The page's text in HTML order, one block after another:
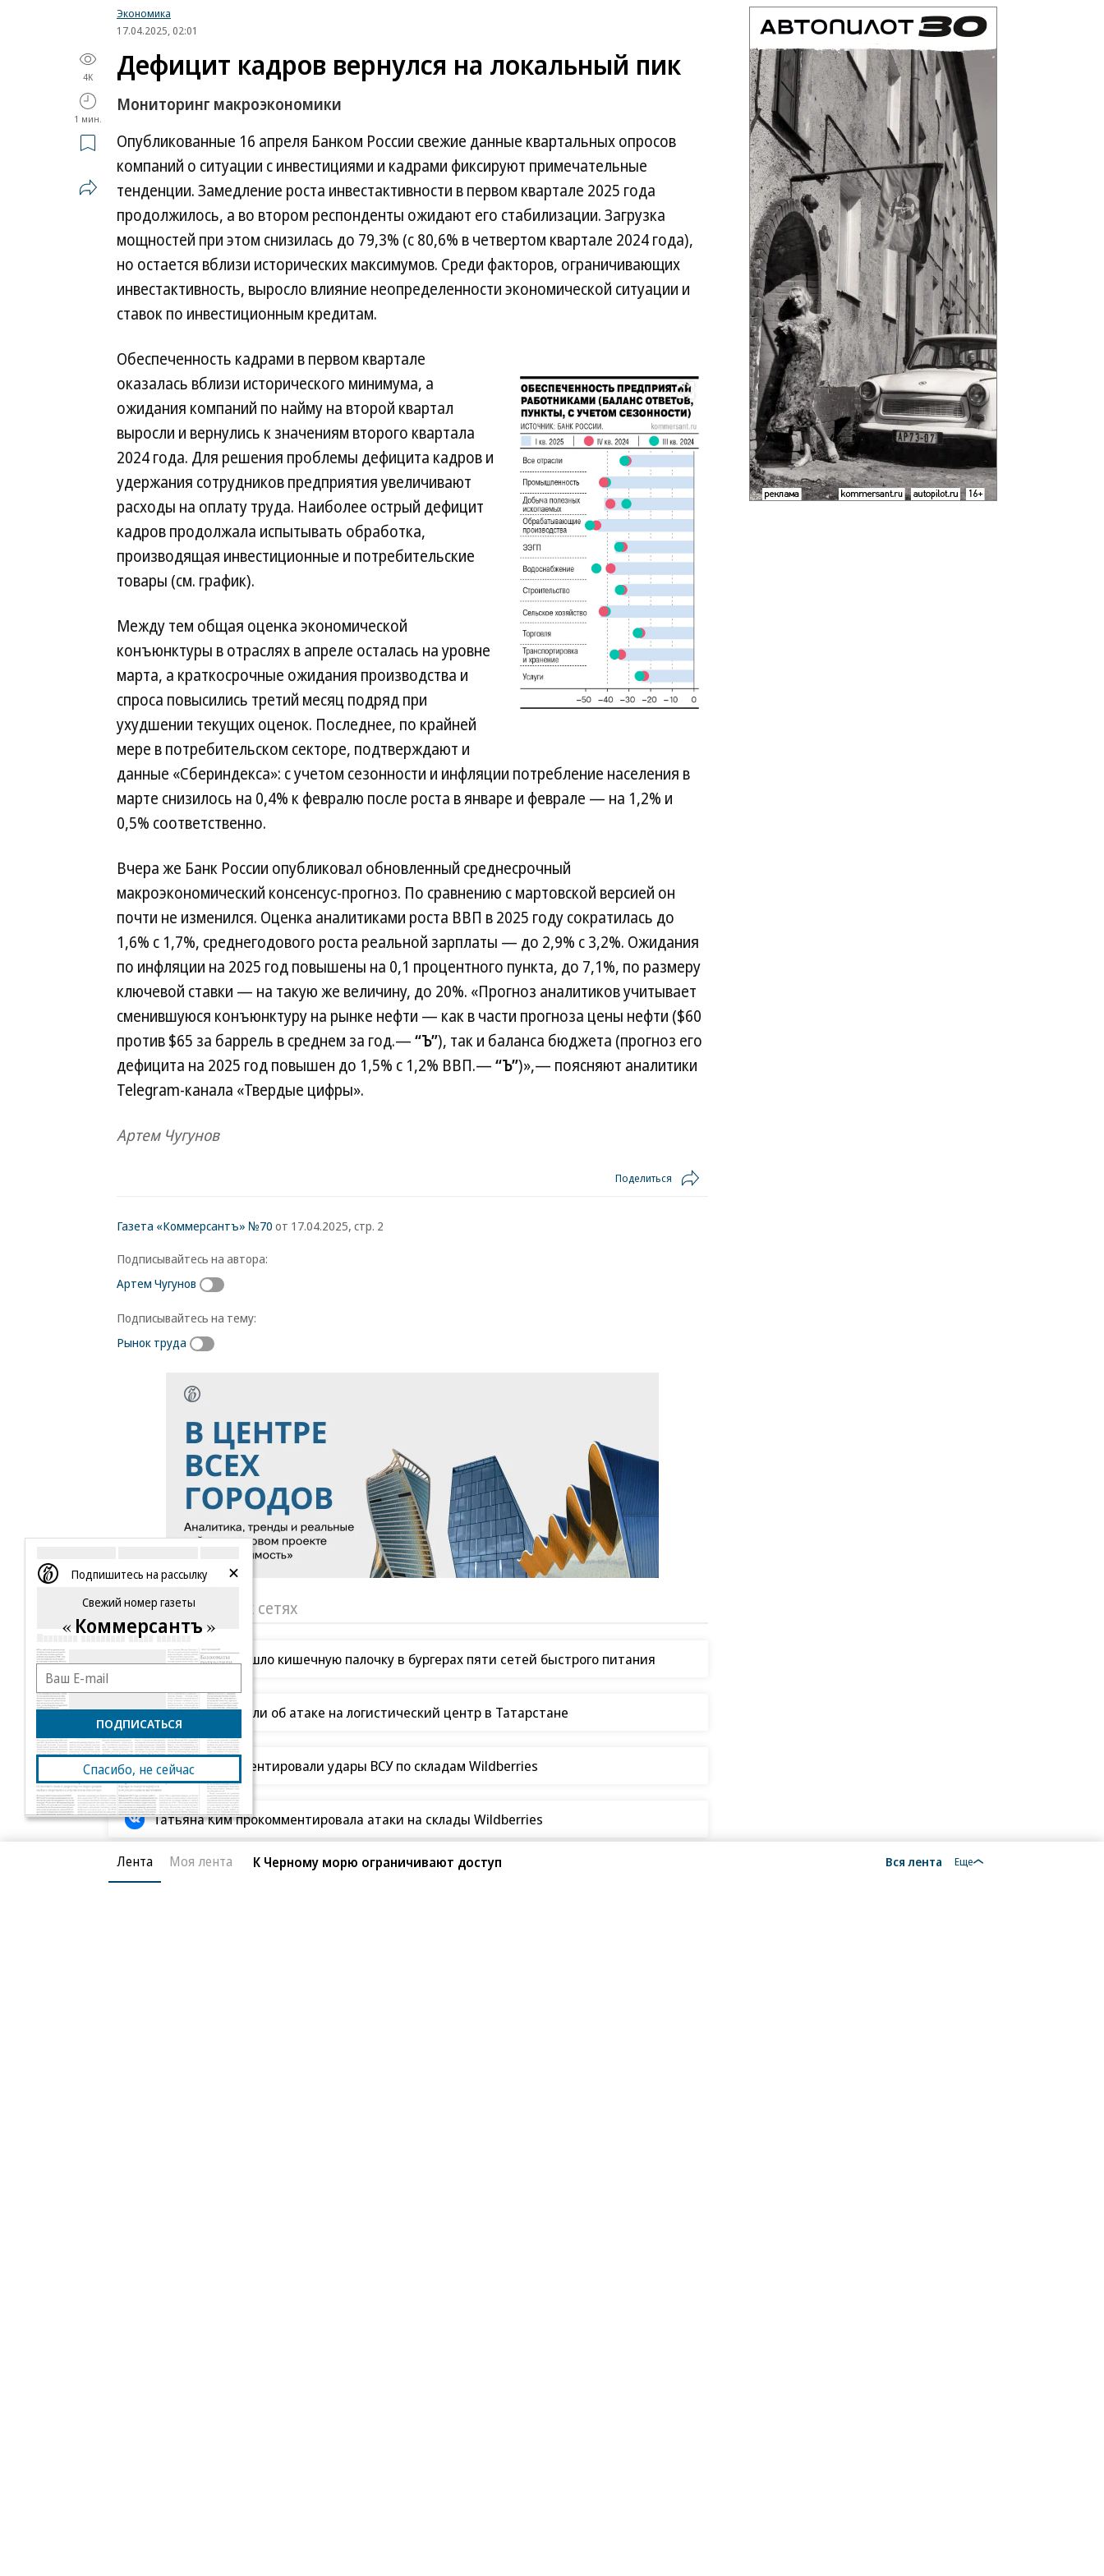
Экономика
17.04.2025, 02:01
4K
1 мин.
Дефицит кадров вернулся на локальный пик
Мониторинг макроэкономики
Опубликованные 16 апреля Банком России свежие данные квартальных опросов
компаний о ситуации с инвестициями и кадрами фиксируют примечательные
тенденции. Замедление роста инвестактивности в первом квартале 2025 года
продолжилось, а во втором респонденты ожидают его стабилизации. Загрузка
мощностей при этом снизилась до 79,3% (с 80,6% в четвертом квартале 2024 года),
но остается вблизи исторических максимумов. Среди факторов, ограничивающих
инвестактивность, выросло влияние неопределенности экономической ситуации и
ставок по инвестиционным кредитам.
Развернуть на весь экран
Обеспеченность кадрами в первом квартале
оказалась вблизи исторического минимума, а
ожидания компаний по найму на второй квартал
выросли и вернулись к значениям второго квартала
2024 года. Для решения проблемы дефицита кадров и
удержания сотрудников предприятия увеличивают
расходы на оплату труда. Наиболее острый дефицит
кадров продолжала испытывать обработка,
производящая инвестиционные и потребительские
товары (см. график).
Между тем общая оценка экономической
конъюнктуры в отраслях в апреле осталась на уровне
марта, а краткосрочные ожидания производства и
спроса повысились третий месяц подряд при
ухудшении текущих оценок. Последнее, по крайней
мере в потребительском секторе, подтверждают и
данные «Сбериндекса»: c учетом сезонности и инфляции потребление населения в
марте снизилось на 0,4% к февралю после роста в январе и феврале — на 1,2% и
0,5% соответственно.
Вчера же Банк России опубликовал обновленный среднесрочный
макроэкономический консенсус-прогноз. По сравнению с мартовской версией он
почти не изменился. Оценка аналитиками роста ВВП в 2025 году сократилась до
1,6% с 1,7%, среднегодового роста реальной зарплаты — до 2,9% с 3,2%. Ожидания
по инфляции на 2025 год повышены на 0,1 процентного пункта, до 7,1%, по размеру
ключевой ставки — на такую же величину, до 20%. «Прогноз аналитиков учитывает
сменившуюся конъюнктуру на рынке нефти — как в части прогноза цены нефти ($60
против $65 за баррель в среднем за год.—“Ъ”), так и баланса бюджета (прогноз его
дефицита на 2025 год повышен до 1,5% с 1,2% ВВП.—“Ъ”)»,— поясняют аналитики
Telegram-канала «Твердые цифры».
Артем Чугунов
Поделиться
Газета «Коммерсантъ» №70 от 17.04.2025, стр. 2
Подписывайтесь на автора:
Артем Чугунов
Подписывайтесь на тему:
Рынок труда
«Ъ» в социальных сетях
Роскачество нашло кишечную палочку в бургерах пяти сетей быстрого питания
В Ozon рассказали об атаке на логистический центр в Татарстане
В ООН прокомментировали удары ВСУ по складам Wildberries
Татьяна Ким прокомментировала атаки на склады Wildberries
Лента Моя лента К Черному морю ограничивают доступ Вся лента Еще
Подпишитесь на рассылку
Свежий номер газеты
Коммерсантъ
ПОДПИСАТЬСЯ
Спасибо, не сейчас